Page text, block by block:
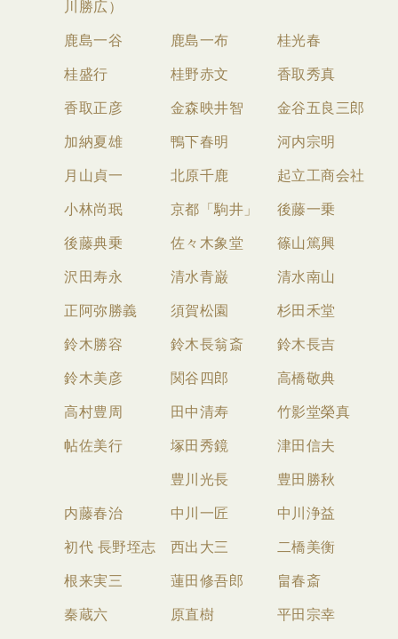
川勝広）
鹿島一谷 鹿島一布 桂光春
桂盛行 桂野赤文 香取秀真
香取正彦 金森映井智 金谷五良三郎
加納夏雄 鴨下春明 河内宗明
月山貞一 北原千鹿 起立工商会社
小林尚珉 京都「駒井」 後藤一乗
後藤典乗 佐々木象堂 篠山篤興
沢田寿永 清水青巌 清水南山
正阿弥勝義 須賀松園 杉田禾堂
鈴木勝容 鈴木長翁斎 鈴木長吉
鈴木美彦 関谷四郎 高橋敬典
高村豊周 田中清寿 竹影堂榮真
帖佐美行 塚田秀鏡 津田信夫
豊川光長 豊田勝秋
内藤春治 中川一匠 中川浄益
初代 長野垤志 西出大三 二橋美衡
根来実三 蓮田修吾郎 畠春斎
秦蔵六 原直樹 平田宗幸